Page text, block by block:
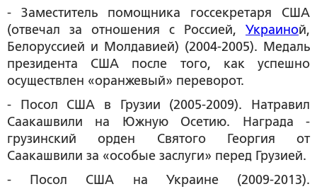
- Заместитель помощника госсекретаря США
(отвечал за отношения с Россией, Украиной,
Белоруссией и Молдавией) (2004-2005). Медаль
президента США после того, как успешно
осуществлен «оранжевый» переворот.
- Посол США в Грузии (2005-2009). Натравил
Саакашвили на Южную Осетию. Награда -
грузинский орден Святого Георгия от
Саакашвили за «особые заслуги» перед Грузией.
- Посол США на Украине (2009-2013).